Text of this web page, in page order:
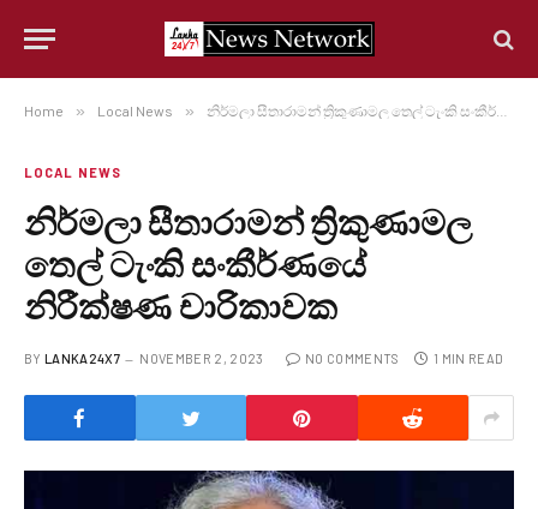
Home » Local News » නිර්මලා සීතාරාමන් ත්‍රිකුණාමල තෙල් ටැංකි සංකීර්ණයේ නිරීක්ෂණ චාරිකාවක
LOCAL NEWS
නිර්මලා සීතාරාමන් ත්‍රිකුණාමල
තෙල් ටැංකි සංකීර්ණයේ
නිරීක්ෂණ චාරිකාවක
BY LANKA24X7 NOVEMBER 2, 2023 NO COMMENTS 1 MIN READ